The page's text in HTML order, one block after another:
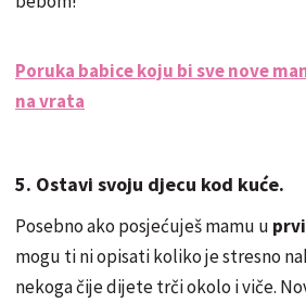
Poruka babice koju bi sve nove
na vrata
5. Ostavi svoju djecu kod kuće.
Posebno ako posjećuješ mamu u
mogu ti ni opisati koliko je stresno
nekoga čije dijete trči okolo i viče.